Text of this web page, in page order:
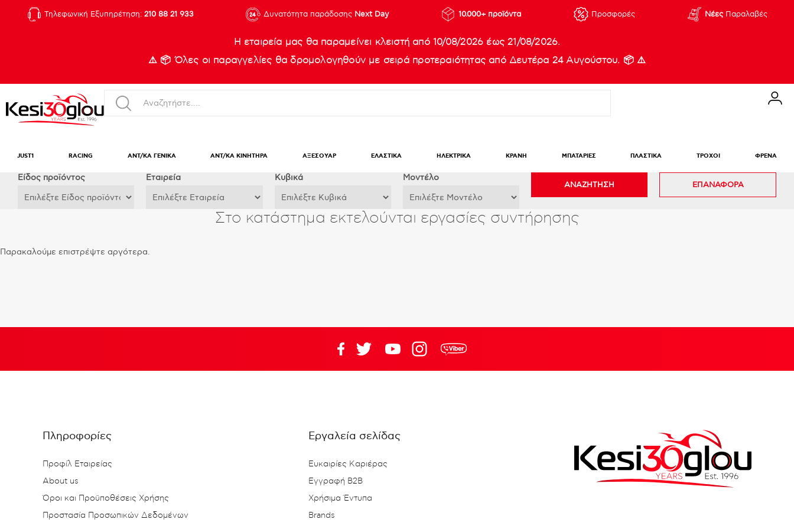
Τηλεφωνική Εξυπηρέτηση: 210 88 21 933 Δυνατότητα παράδοσης Next Day 10.000+ προϊόντα Προσφορές ΝέεςΠαραλαβές
Η εταιρεία μας θα παραμείνει κλειστή από 10/08/2026 έως 21/08/2026.
⚠️ 📦 Όλες οι παραγγελίες θα δρομολογηθούν με σειρά προτεραιότητας από Δευτέρα 24 Αυγούστου. 📦 ⚠️
JUST1 RACING ΑΝΤ/ΚΑ ΓΕΝΙΚΑ ΑΝΤ/ΚΑ ΚΙΝΗΤΗΡΑ ΑΞΕΣΟΥΑΡ ΕΛΑΣΤΙΚΑ ΗΛΕΚΤΡΙΚΑ ΚΡΑΝΗ ΜΠΑΤΑΡΙΕΣ ΠΛΑΣΤΙΚΑ ΤΡΟΧΟΙ ΦΡΕΝΑ
Eίδος προϊόντος Εταιρεία Κυβικά Μοντέλο
ΑΝΑΖΗΤΗΣΗ ΕΠΑΝΑΦΟΡΑ
Στο κατάστημα εκτελούνται εργασίες συντήρησης
Παρακαλούμε επιστρέψτε αργότερα.
Πληροφορίες
Προφίλ Εταιρείας
About us
Όροι και Προϋποθέσεις Χρήσης
Προστασία Προσωπικών Δεδομένων
Εργαλεία σελίδας
Ευκαιρίες Καριέρας
Εγγραφή B2B
Χρήσιμα Έντυπα
Brands